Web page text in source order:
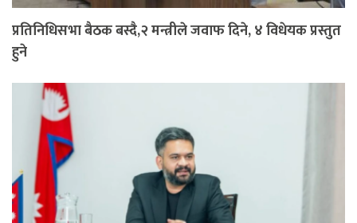
प्रतिनिधिसभा बैठक बस्दै,२ मन्त्रीले जवाफ दिने, ४ विधेयक प्रस्तुत
हुने